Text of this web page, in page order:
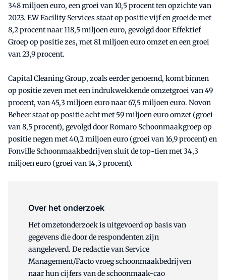
348 miljoen euro, een groei van 10,5 procent ten opzichte van
2023. EW Facility Services staat op positie vijf en groeide met
8,2 procent naar 118,5 miljoen euro, gevolgd door Effektief
Groep op positie zes, met 81 miljoen euro omzet en een groei
van 23,9 procent.
Capital Cleaning Group, zoals eerder genoemd, komt binnen
op positie zeven met een indrukwekkende omzetgroei van 49
procent, van 45,3 miljoen euro naar 67,5 miljoen euro. Novon
Beheer staat op positie acht met 59 miljoen euro omzet (groei
van 8,5 procent), gevolgd door Romaro Schoonmaakgroep op
positie negen met 40,2 miljoen euro (groei van 16,9 procent) en
Fonville Schoonmaakbedrijven sluit de top-tien met 34,3
miljoen euro (groei van 14,3 procent).
Over het onderzoek
Het omzetonderzoek is uitgevoerd op basis van
gegevens die door de respondenten zijn
aangeleverd. De redactie van Service
Management/Facto vroeg schoonmaakbedrijven
naar hun cijfers van de schoonmaak-cao